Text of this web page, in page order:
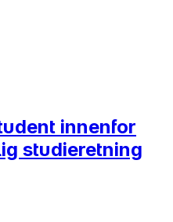
innenfor
studieretning